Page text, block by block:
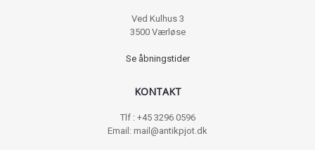
Ved Kulhus 3
3500 Værløse
Se åbningstider
KONTAKT
Tlf : +45 3296 0596
Email: mail@antikpjot.dk